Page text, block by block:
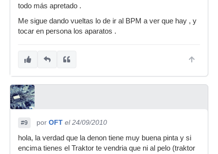
todo más apretado .
Me sigue dando vueltas lo de ir al BPM a ver que hay , y
tocar en persona los aparatos .
#9 por OFT el 24/09/2010
hola, la verdad que la denon tiene muy buena pinta y si
encima tienes el Traktor te vendria que ni al pelo (traktor